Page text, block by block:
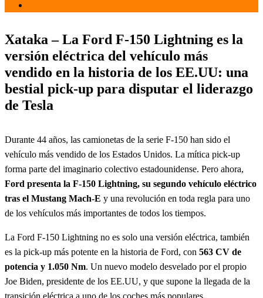
Xataka – La Ford F-150 Lightning es la
versión eléctrica del vehículo más
vendido en la historia de los EE.UU: una
bestial pick-up para disputar el liderazgo
de Tesla
Durante 44 años, las camionetas de la serie F-150 han sido el
vehículo más vendido de los Estados Unidos. La mítica pick-up
forma parte del imaginario colectivo estadounidense. Pero ahora,
Ford presenta la F-150 Lightning, su segundo vehículo eléctrico
tras el Mustang Mach-E y una revolución en toda regla para uno
de los vehículos más importantes de todos los tiempos.
La Ford F-150 Lightning no es solo una versión eléctrica, también
es la pick-up más potente en la historia de Ford, con 563 CV de
potencia y 1.050 Nm. Un nuevo modelo desvelado por el propio
Joe Biden, presidente de los EE.UU, y que supone la llegada de la
transición eléctrica a uno de los coches más populares.